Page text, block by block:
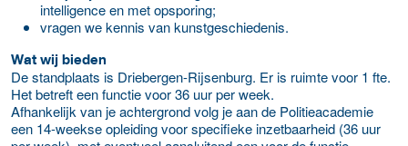
intelligence en met opsporing;
vragen we kennis van kunstgeschiedenis.
Wat wij bieden
De standplaats is Driebergen-Rijsenburg. Er is ruimte voor 1 fte.
Het betreft een functie voor 36 uur per week.
Afhankelijk van je achtergrond volg je aan de Politieacademie
een 14-weekse opleiding voor specifieke inzetbaarheid (36 uur